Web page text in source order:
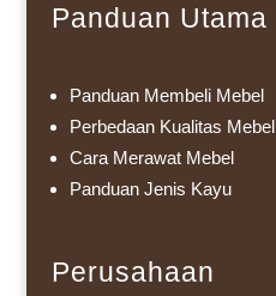
Panduan Utama
Panduan Membeli Mebel
Perbedaan Kualitas Mebel
Cara Merawat Mebel
Panduan Jenis Kayu
Perusahaan